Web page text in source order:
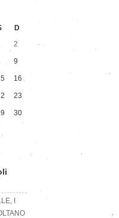
D
2
9
16
23
30
I